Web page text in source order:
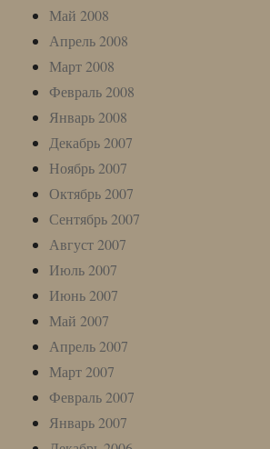
Май 2008
Апрель 2008
Март 2008
Февраль 2008
Январь 2008
Декабрь 2007
Ноябрь 2007
Октябрь 2007
Сентябрь 2007
Август 2007
Июль 2007
Июнь 2007
Май 2007
Апрель 2007
Март 2007
Февраль 2007
Январь 2007